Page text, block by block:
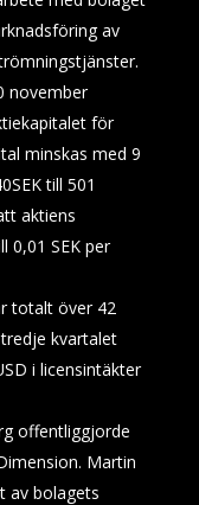
av
november
för
minskas med 9
till 501
aktiens
0,01 SEK per
totalt över 42
kvartalet
i licensintäkter
offentliggjorde
Martin
av bolagets